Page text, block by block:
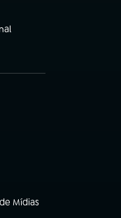
aba)
Mídias